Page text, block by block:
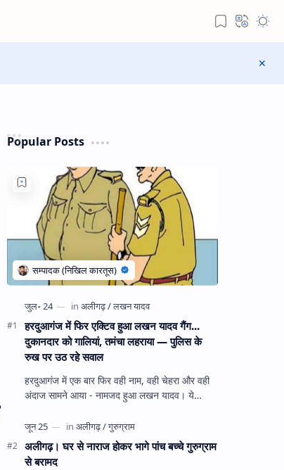
Popular Posts
हरदुआगंज में फिर एक्टिव हुआ लखन यादव गैंग...
दुकानदार को गालियां, तमंचा लहराया — पुलिस के
रुख पर उठ रहे सवाल
हरदुआगंज में एक बार फिर वही नाम, वही चेहरा और वही
अंदाज सामने आया - नामजद हुआ लखन यादव। ये
घंटे हव…
अलीगढ़। घर से नाराज होकर भागे पांच बच्चे गुरुग्राम
से बरामद